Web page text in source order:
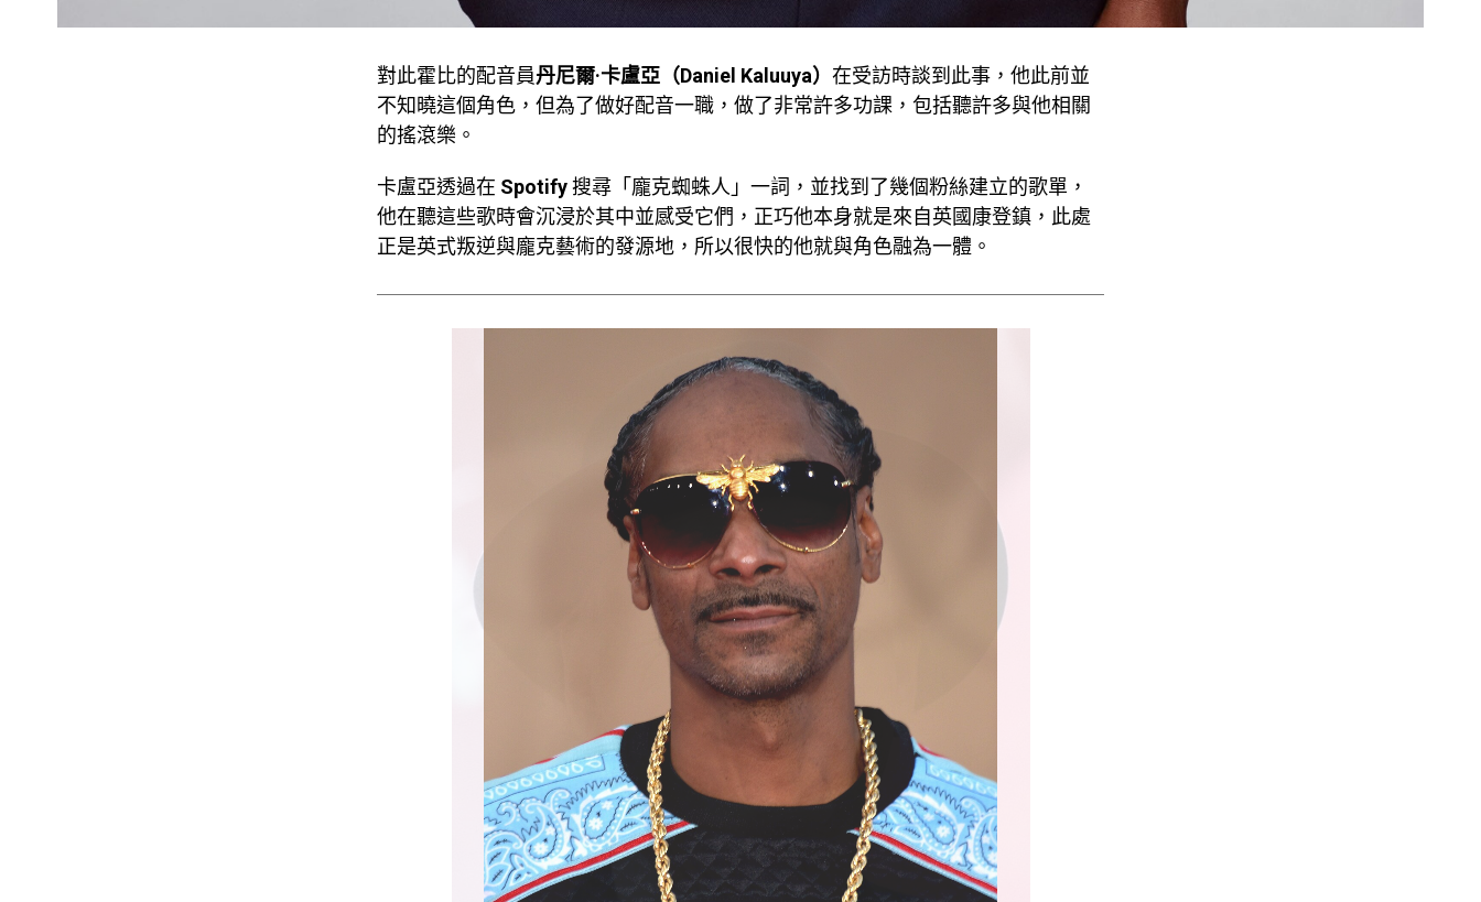
對此霍比的配音員丹尼爾·卡盧亞（Daniel Kaluuya） 在受訪時談到此事，他此前並
不知曉這個角色，但為了做好配音一職，做了非常許多功課，包括聽許多與他相關
的搖滾樂。
卡盧亞透過在 Spotify搜尋「龐克蜘蛛人」一詞，並找到了幾個粉絲建立的歌單，
他在聽這些歌時會沉浸於其中並感受它們，正巧他本身就是來自英國康登鎮，此處
正是英式叛逆與龐克藝術的發源地，所以很快的他就與角色融為一體。